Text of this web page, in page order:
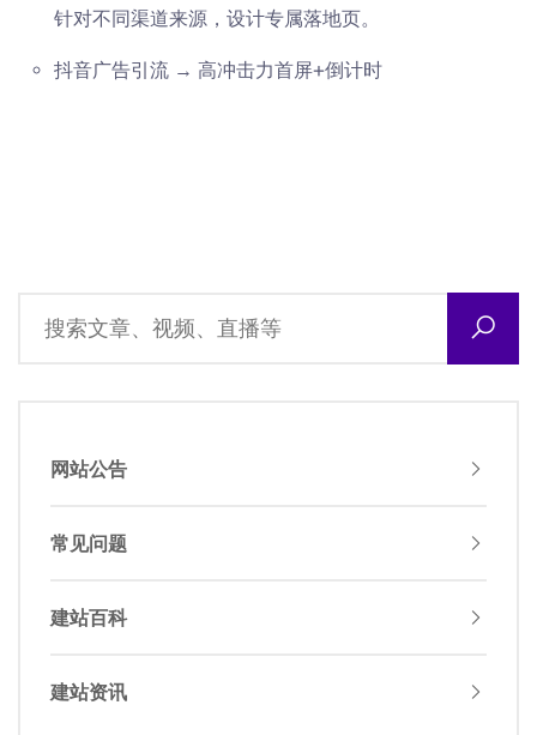
针对不同渠道来源，设计专属落地页。
抖音广告引流 → 高冲击力首屏+倒计时
网站公告
常见问题
建站百科
建站资讯